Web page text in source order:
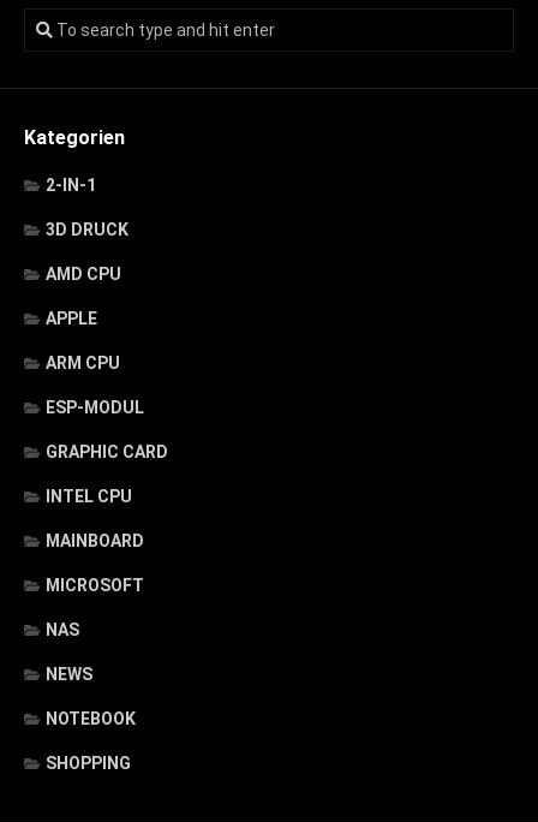
Kategorien
2-IN-1
3D DRUCK
AMD CPU
APPLE
ARM CPU
ESP-MODUL
GRAPHIC CARD
INTEL CPU
MAINBOARD
MICROSOFT
NAS
NEWS
NOTEBOOK
SHOPPING